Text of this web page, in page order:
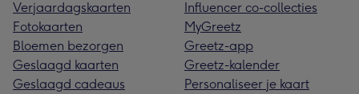
Verjaardagskaarten
Fotokaarten
Bloemen bezorgen
Geslaagd kaarten
Geslaagd cadeaus
Influencer co-collecties
MyGreetz
Greetz-app
Greetz-kalender
Personaliseer je kaart